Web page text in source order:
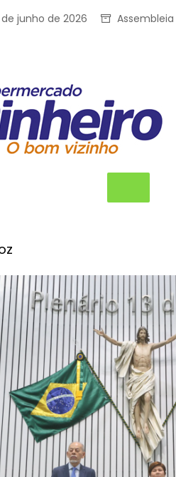
junho de 2026